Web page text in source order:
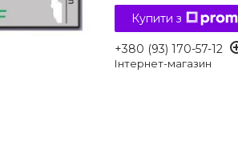
Купити з
+380 (93) 170-57-12
Інтернет-магазин